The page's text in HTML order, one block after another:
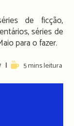
de ficção,
séries de
para o fazer.
Reading5 mins leitura